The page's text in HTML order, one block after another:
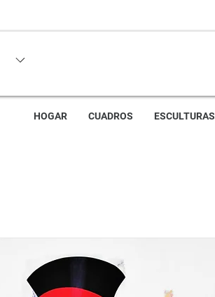
HOGAR CUADROS ESCULTURAS